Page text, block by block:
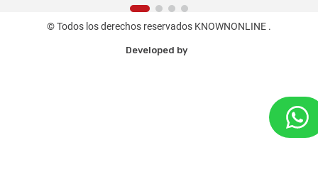
© Todos los derechos reservados KNOWNONLINE .
Developed by